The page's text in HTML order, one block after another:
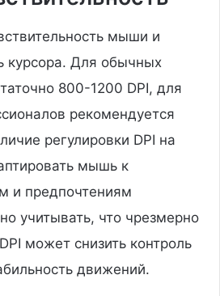
мыши и
курсора. Для обычных
800-1200 DPI, для
рекомендуется
регулировки DPI на
мышь к
и предпочтениям
учитывать, что чрезмерно
может снизить контроль
движений.